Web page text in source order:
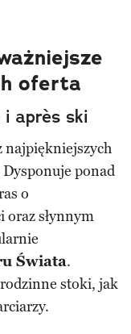
oferta
après ski
najpiękniejszych
ponad
o
słynnym
Świata.
stoki, jak